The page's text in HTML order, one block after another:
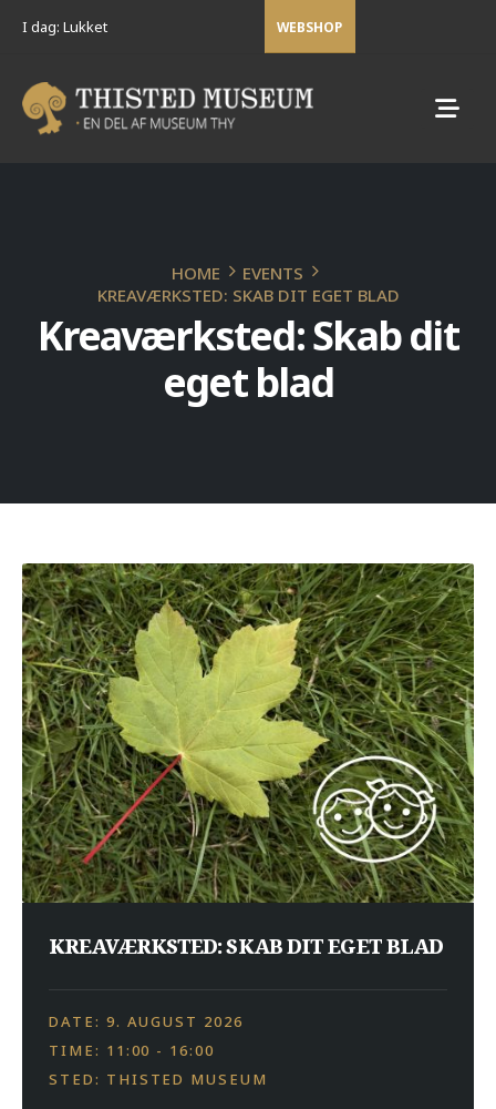
I dag: Lukket WEBSHOP
HOME
EVENTS
KREAVÆRKSTED: SKAB DIT EGET BLAD
Kreaværksted: Skab dit
eget blad
KREAVÆRKSTED: SKAB DIT EGET BLAD
DATE: 9. AUGUST 2026
TIME: 11:00 - 16:00
STED: THISTED MUSEUM